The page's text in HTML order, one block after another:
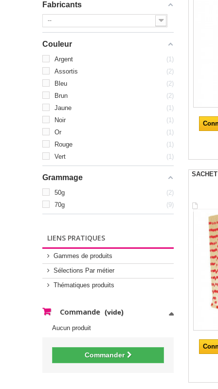
Fabricants
--
Couleur
Argent
1
Assortis
2
Bleu
2
Brun
2
Jaune
1
Noir
1
Or
1
Rouge
1
Vert
1
Grammage
50g
2
70g
9
LIENS PRATIQUES
Gammes de produits
Sélections Par métier
Thématiques produits
Commande (vide)
Aucun produit
Commander